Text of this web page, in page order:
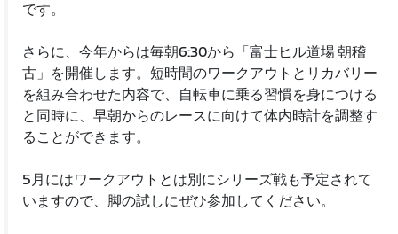
です。
さらに、今年からは毎朝6:30から「富士ヒル道場 朝稽
古」を開催します。短時間のワークアウトとリカバリー
を組み合わせた内容で、自転車に乗る習慣を身につける
と同時に、早朝からのレースに向けて体内時計を調整す
ることができます。
5月にはワークアウトとは別にシリーズ戦も予定されて
いますので、脚の試しにぜひ参加してください。